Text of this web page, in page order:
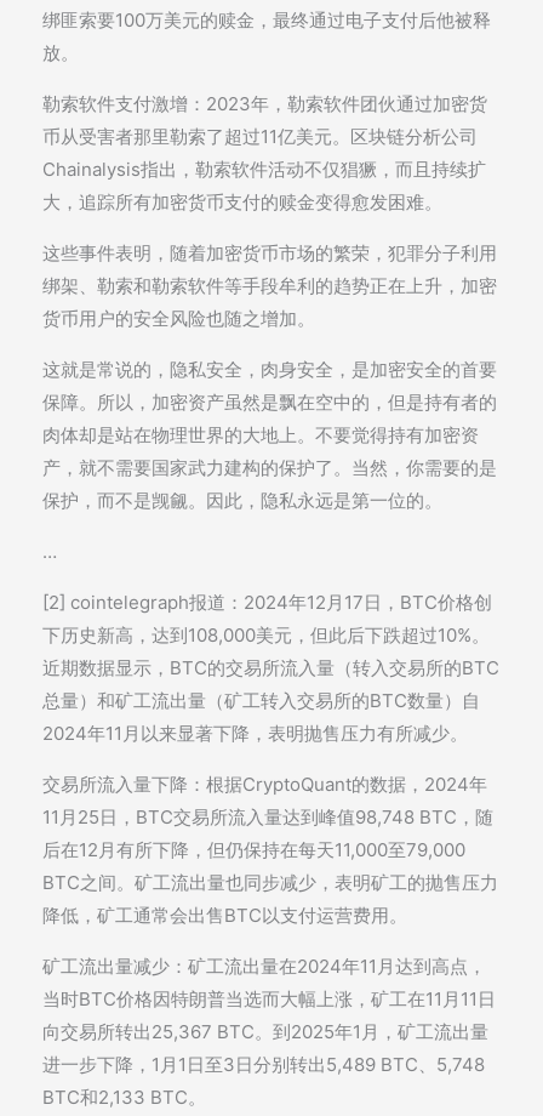
绑匪索要100万美元的赎金，最终通过电子支付后他被释
放。
勒索软件支付激增：2023年，勒索软件团伙通过加密货
币从受害者那里勒索了超过11亿美元。区块链分析公司
Chainalysis指出，勒索软件活动不仅猖獗，而且持续扩
大，追踪所有加密货币支付的赎金变得愈发困难。
这些事件表明，随着加密货币市场的繁荣，犯罪分子利用
绑架、勒索和勒索软件等手段牟利的趋势正在上升，加密
货币用户的安全风险也随之增加。
这就是常说的，隐私安全，肉身安全，是加密安全的首要
保障。所以，加密资产虽然是飘在空中的，但是持有者的
肉体却是站在物理世界的大地上。不要觉得持有加密资
产，就不需要国家武力建构的保护了。当然，你需要的是
保护，而不是觊觎。因此，隐私永远是第一位的。
…
[2] cointelegraph报道：2024年12月17日，BTC价格创
下历史新高，达到108,000美元，但此后下跌超过10%。
近期数据显示，BTC的交易所流入量（转入交易所的BTC
总量）和矿工流出量（矿工转入交易所的BTC数量）自
2024年11月以来显著下降，表明抛售压力有所减少。
交易所流入量下降：根据CryptoQuant的数据，2024年
11月25日，BTC交易所流入量达到峰值98,748 BTC，随
后在12月有所下降，但仍保持在每天11,000至79,000
BTC之间。矿工流出量也同步减少，表明矿工的抛售压力
降低，矿工通常会出售BTC以支付运营费用。
矿工流出量减少：矿工流出量在2024年11月达到高点，
当时BTC价格因特朗普当选而大幅上涨，矿工在11月11日
向交易所转出25,367 BTC。到2025年1月，矿工流出量
进一步下降，1月1日至3日分别转出5,489 BTC、5,748
BTC和2,133 BTC。